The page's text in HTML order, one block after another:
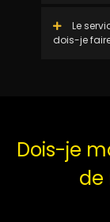
Le
dois-je
Dois-je
de